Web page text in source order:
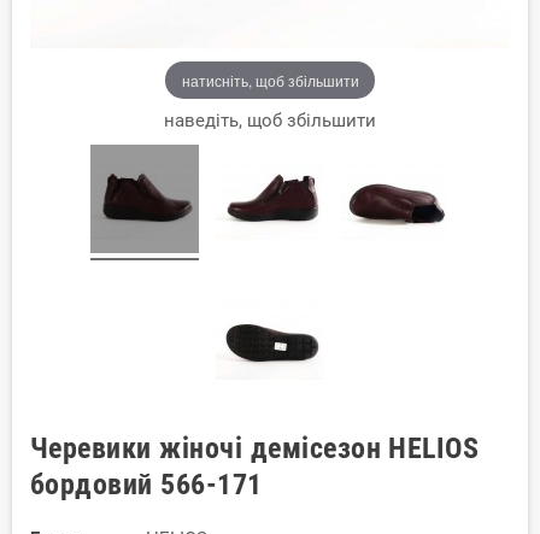
натисніть, щоб збільшити
наведіть, щоб збільшити
Черевики жіночі демісезон HELIOS
бордовий 566-171